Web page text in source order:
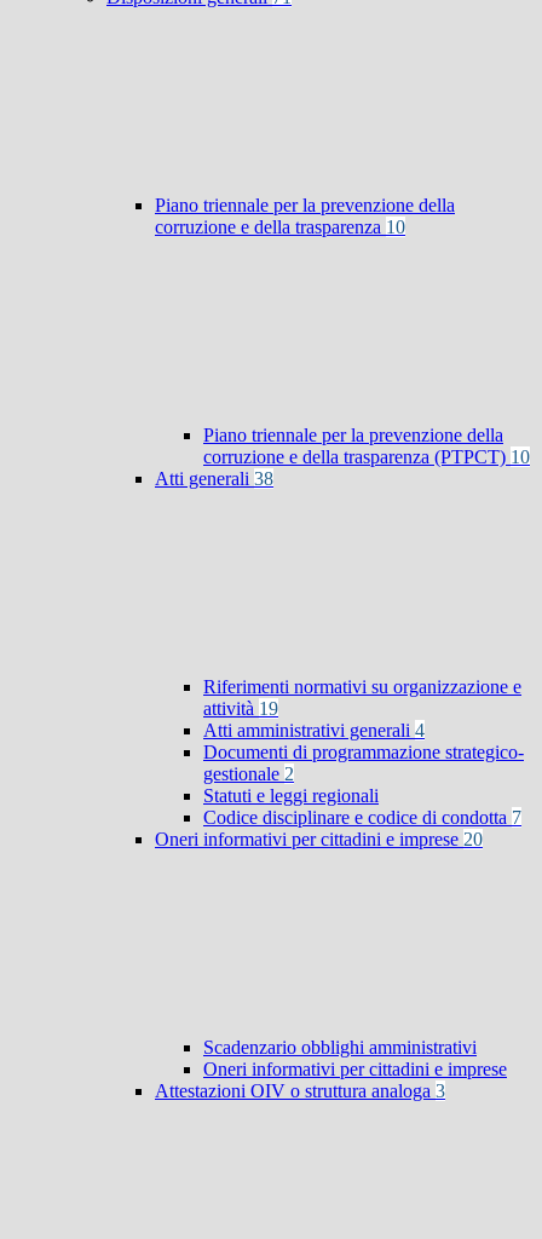
Piano triennale per la prevenzione della
corruzione e della trasparenza 10
Piano triennale per la prevenzione della
corruzione e della trasparenza (PTPCT) 10
Atti generali 38
Riferimenti normativi su organizzazione e
attività 19
Atti amministrativi generali 4
Documenti di programmazione strategico-
gestionale 2
Statuti e leggi regionali
Codice disciplinare e codice di condotta 7
Oneri informativi per cittadini e imprese 20
Scadenzario obblighi amministrativi
Oneri informativi per cittadini e imprese
Attestazioni OIV o struttura analoga 3